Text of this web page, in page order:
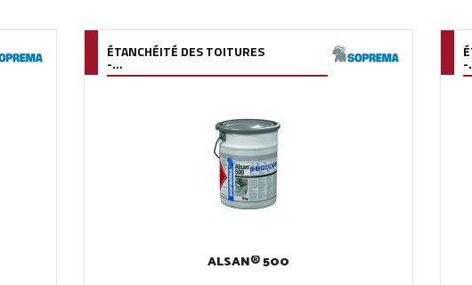
ÉTANCHÉITÉ DES TOITURES
-...
ALSAN® 500
-